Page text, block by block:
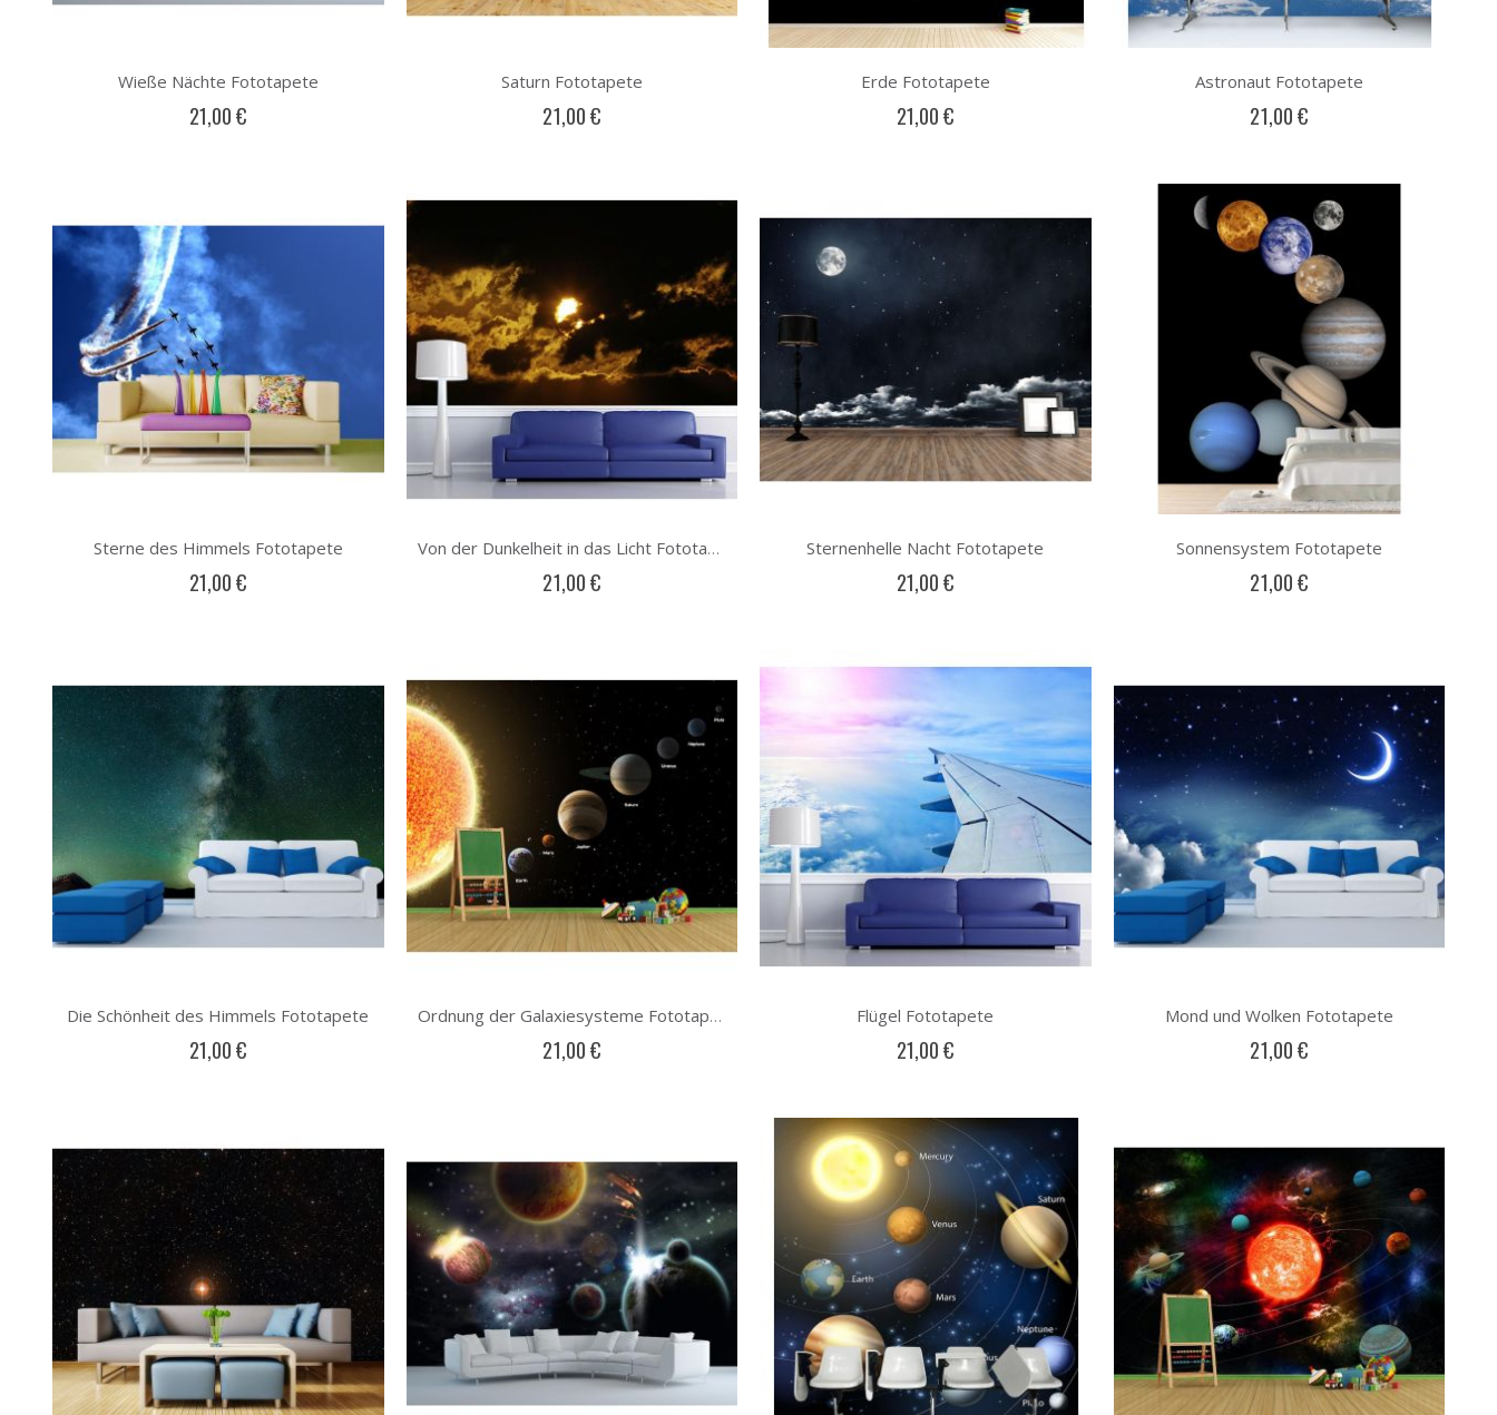
Wieße Nächte Fototapete
21,00 €
Saturn Fototapete
21,00 €
Erde Fototapete
21,00 €
Astronaut Fototapete
21,00 €
Sterne des Himmels Fototapete
21,00 €
Von der Dunkelheit in das Licht Fototapete
21,00 €
Sternenhelle Nacht Fototapete
21,00 €
Sonnensystem Fototapete
21,00 €
Die Schönheit des Himmels Fototapete
21,00 €
Ordnung der Galaxiesysteme Fototapete
21,00 €
Flügel Fototapete
21,00 €
Mond und Wolken Fototapete
21,00 €